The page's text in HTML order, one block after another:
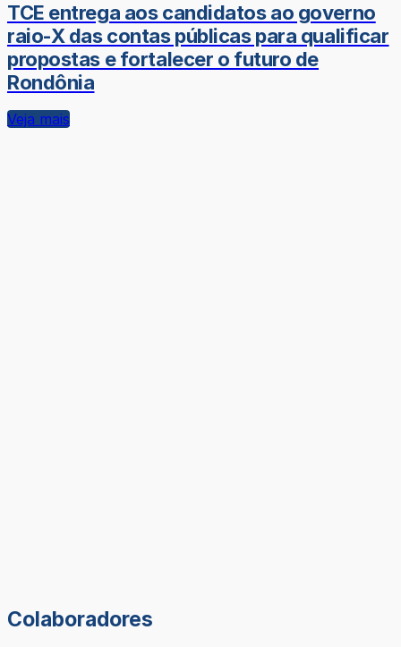
TCE entrega aos candidatos ao governo
raio-X das contas públicas para qualificar
propostas e fortalecer o futuro de
Rondônia
Veja mais
Colaboradores